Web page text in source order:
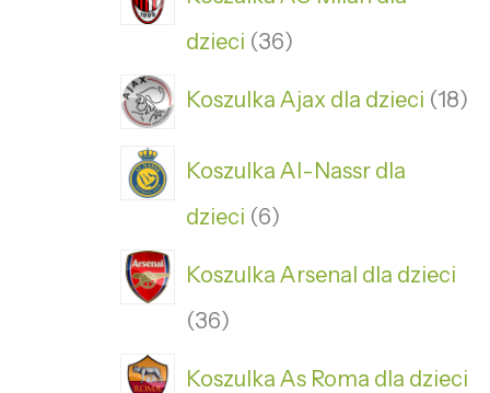
dzieci 36
Koszulka Ajax dla dzieci 18
Koszulka Al-Nassr dla
dzieci 6
Koszulka Arsenal dla dzieci
36
Koszulka As Roma dla dzieci